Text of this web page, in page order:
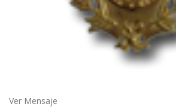
Ver Mensaje